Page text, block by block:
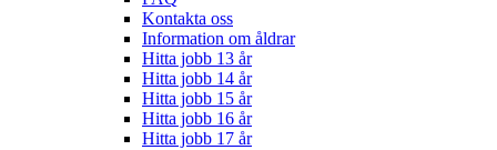
Kontakta oss
Information om åldrar
Hitta jobb 13 år
Hitta jobb 14 år
Hitta jobb 15 år
Hitta jobb 16 år
Hitta jobb 17 år